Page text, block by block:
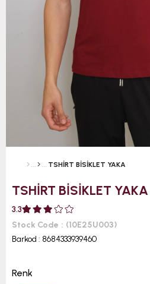
TSHİRT BİSİKLET YAKA
TSHİRT BİSİKLET YAKA
3.3
Stock Code
(10E25U003)
Barkod : 8684333939460
Renk